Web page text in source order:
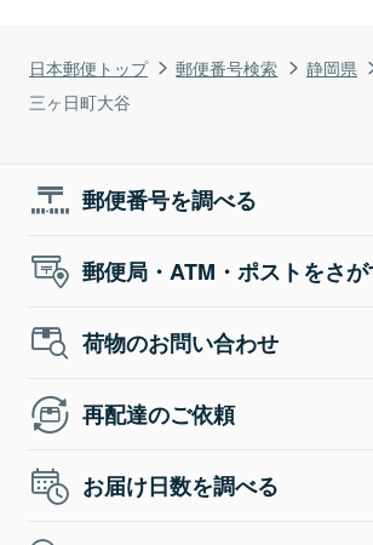
日本郵便トップ 郵便番号検索 静岡県
三ヶ日町大谷
郵便番号を調べる
郵便局・ATM・ポストをさ
荷物のお問い合わせ
再配達のご依頼
お届け日数を調べる